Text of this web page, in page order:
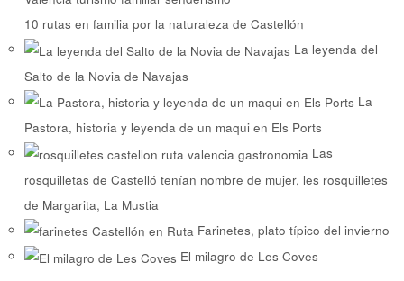
10 rutas en familia por la naturaleza de Castellón
La leyenda del
Salto de la Novia de Navajas
La
Pastora, historia y leyenda de un maqui en Els Ports
Las
rosquilletas de Castelló tenían nombre de mujer, les rosquilletes
de Margarita, La Mustia
Farinetes, plato típico del invierno
El milagro de Les Coves